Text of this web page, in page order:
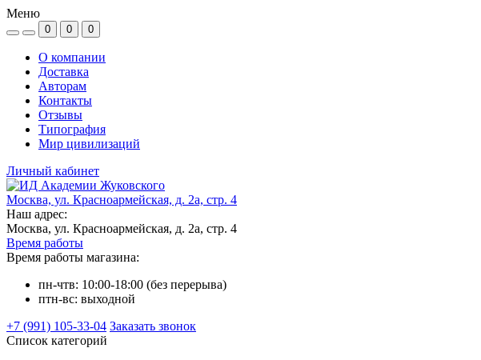
Меню
0 0 0
О компании
Доставка
Авторам
Контакты
Отзывы
Типография
Мир цивилизаций
Личный кабинет
Москва, ул. Красноармейская, д. 2а, стр. 4
Наш адрес:
Москва, ул. Красноармейская, д. 2а, стр. 4
Время работы
Время работы магазина:
пн-чтв: 10:00-18:00 (без перерыва)
птн-вс: выходной
+7 (991) 105-33-04 Заказать звонок
Список категорий